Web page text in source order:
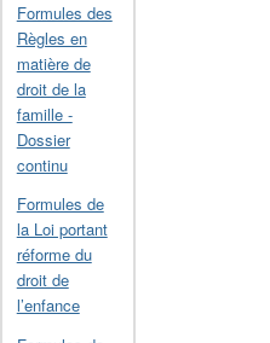
Formules des
Règles en
matière de
droit de la
famille -
Dossier
continu
Formules de
la Loi portant
réforme du
droit de
l’enfance